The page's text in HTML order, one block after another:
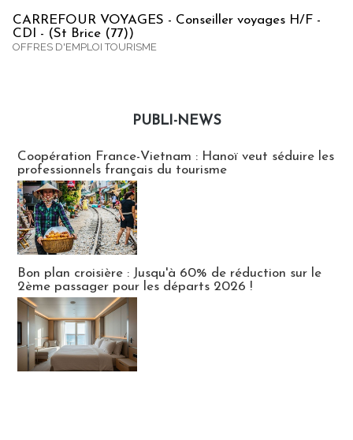
CARREFOUR VOYAGES - Conseiller voyages H/F -
CDI - (St Brice (77))
OFFRES D'EMPLOI TOURISME
PUBLI-NEWS
Coopération France-Vietnam : Hanoï veut séduire les
professionnels français du tourisme
Bon plan croisière : Jusqu'à 60% de réduction sur le
2ème passager pour les départs 2026 !